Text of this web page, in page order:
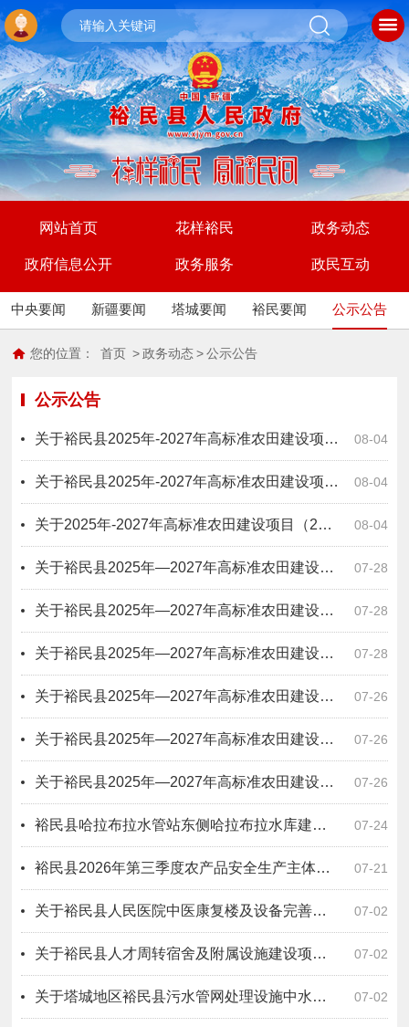
网站首页 花样裕民 政务动态
政府信息公开 政务服务 政民互动
中央要闻 新疆要闻 塔城要闻 裕民要闻 公示公告
您的位置： 首页 > 政务动态 > 公示公告
公示公告
08-04
关于裕民县2025年-2027年高标准农田建设项目 （2025年八标段）无拖欠农民工工资情况公示
08-04
关于裕民县2025年-2027年高标准农田建设项目 （七标段）无拖欠农民工工资情况公示
08-04
关于2025年-2027年高标准农田建设项目（2025年5标段）无拖欠农民工工资情况公示
07-28
关于裕民县2025年—2027年高标准农田建设项目四标段无拖欠农民工工资情况公示
07-28
关于裕民县2025年—2027年高标准农田建设项目六标段无拖欠农民工工资情况公示
07-28
关于裕民县2025年—2027年高标准农田建设项目二标段无拖欠农民工工资情况公示
07-26
关于裕民县2025年—2027年高标准农田建设项目一标段无拖欠农民工工资情况公示
07-26
关于裕民县2025年—2027年高标准农田建设项目十一标段无拖欠农民工工资情况公示
07-26
关于裕民县2025年—2027年高标准农田建设项目十标段无拖欠农民工工资情况公示
07-24
裕民县哈拉布拉水管站东侧哈拉布拉水库建设项目原指挥所办公房屋招租公告
07-21
裕民县2026年第三季度农产品安全生产主体风险分级动态管理公示
07-02
关于裕民县人民医院中医康复楼及设备完善提升购置项目一标段（设计－采购－施工）工程总承包无拖欠农民工工资情况公示
07-02
关于裕民县人才周转宿舍及附属设施建设项目 EPC(设计-采购-施工）总承包无拖欠农民工工资情况公示
07-02
关于塔城地区裕民县污水管网处理设施中水库建设项目二标段（设计－施工－运营）工程总承包无拖欠农民工工资情况公示